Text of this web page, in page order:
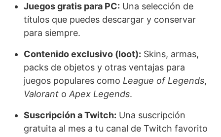
Juegos gratis para PC: Una selección de
títulos que puedes descargar y conservar
para siempre.
Contenido exclusivo (loot): Skins, armas,
packs de objetos y otras ventajas para
juegos populares como League of Legends,
Valorant o Apex Legends.
Suscripción a Twitch: Una suscripción
gratuita al mes a tu canal de Twitch favorito